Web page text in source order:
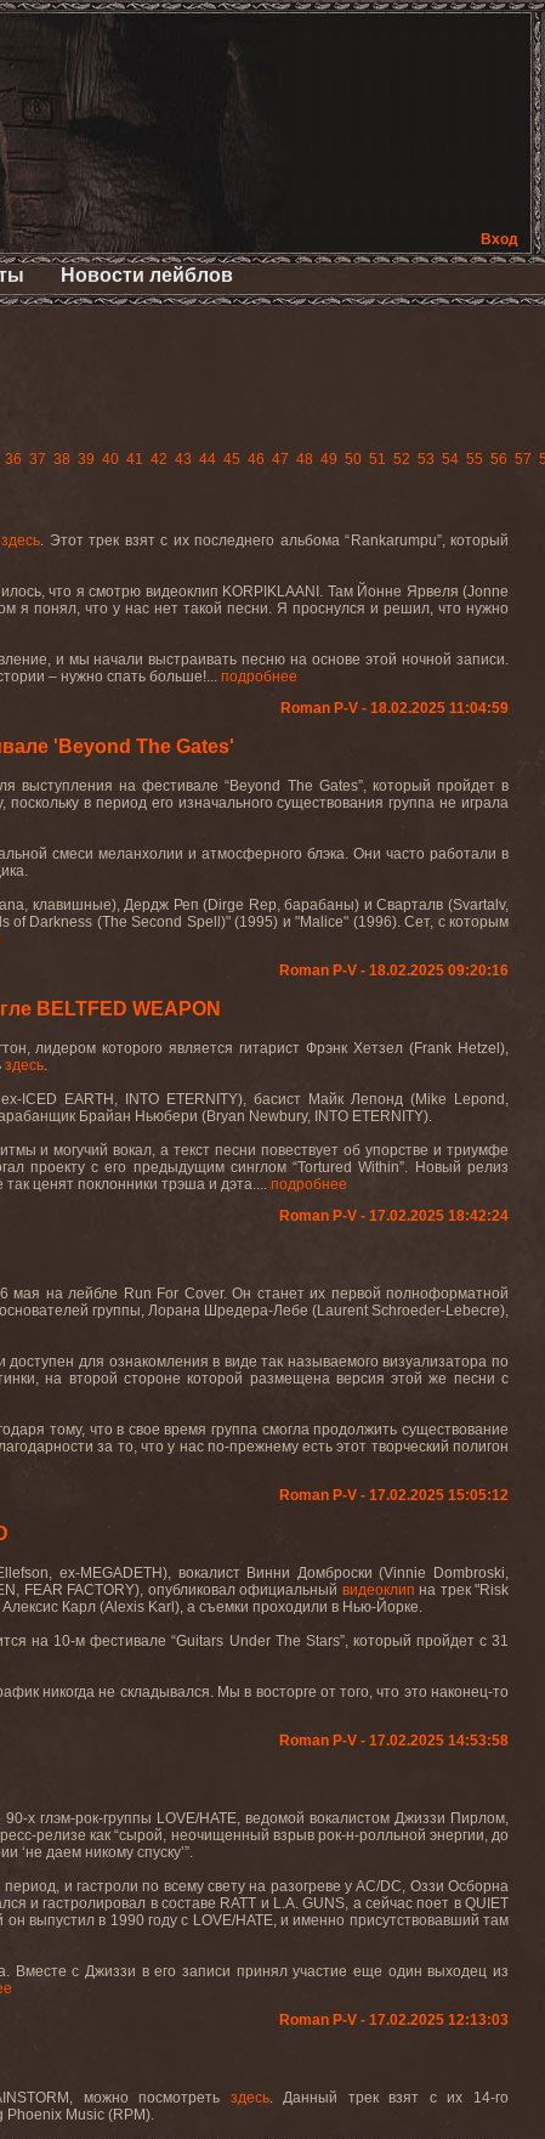
Вход
Новости лейблов
36 37 38 39 40 41 42 43 44 45 46 47 48 49 50 51 52 53 54 55 56 57
здесь. Этот трек взят с их последнего альбома “ Rankarumpu”, который
что я смотрю видеоклип KORPIKLAANI . Там Йонне Ярвеля (Jonne
я понял, что у нас нет такой песни. Я проснулся и решил, что нужно
и мы начали выстраивать песню на основе этой ночной записи.
– нужно спать больше!... подробнее
Roman P-V - 18.02.2025 11:04:59
'Beyond The Gates'
выступления на фестивале “Beyond The Gates”, который пройдет в
в период его изначального существования группа не играла
смеси меланхолии и атмосферного блэка. Они часто работали в
клавишные), Дердж Реп (Dirge Rep, барабаны) и Сварталв (Svartalv,
Darkness (The Second Spell)" (1995) и "Malice" (1996). Сет, с которым
Roman P-V - 18.02.2025 09:20:16
BELTFED WEAPON
лидером которого является гитарист Фрэнк Хетзел (Frank Hetzel),
здесь.
ICED EARTH, INTO ETERNITY), басист Майк Лепонд (Mike Lepond,
Брайан Ньюбери (Bryan Newbury, INTO ETERNITY).
и могучий вокал, а текст песни повествует об упорстве и триумфе
проекту с его предыдущим синглом “Tortured Within”. Новый релиз
ценят поклонники трэша и дэта.... подробнее
Roman P-V - 17.02.2025 18:42:24
мая на лейбле Run For Cover. Он станет их первой полноформатной
группы, Лорана Шредера-Лебе (Laurent Schroeder-Lebecre),
доступен для ознакомления в виде так называемого визуализатора по
на второй стороне которой размещена версия этой же песни с
тому, что в свое время группа смогла продолжить существование
за то, что у нас по-прежнему есть этот творческий полигон
Roman P-V - 17.02.2025 15:05:12
ex-MEGADETH), вокалист Винни Домброски (Vinnie Dombroski,
, FEAR FACTORY), опубликовал официальный видеоклип на трек "Risk
Алексис Карл (Alexis Karl), а съемки проходили в Нью-Йорке.
на 10-м фестивале “Guitars Under The Stars”, который пройдет с 31
никогда не складывался. Мы в восторге от того, что это наконец-то
Roman P-V - 17.02.2025 14:53:58
х глэм-рок-группы LOVE/HATE, ведомой вокалистом Джиззи Пирлом,
релизе как “сырой, неочищенный взрыв рок-н-ролльной энергии, до
даем никому спуску’”.
и гастроли по всему свету на разогреве уAC/DC, Оззи Осборна
и гастролировал в составе RATT и L.A.GUNS, а сейчас поет вQUIET
он выпустил в 1990 году с LOVE/HATE, и именно присутствовавший там
. Вместе с Джиззи в его записи принял участие еще один выходец из
Roman P-V - 17.02.2025 12:13:03
можно посмотреть здесь. Данный трек взят с их 14-го
Phoenix Music (RPM).